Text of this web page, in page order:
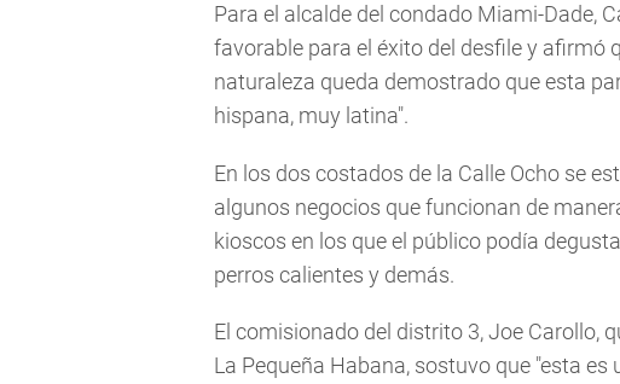
Para el alcalde del condado Miami-Dade,
favorable para el éxito del desfile y afirmó
naturaleza queda demostrado que esta
hispana, muy latina".
En los dos costados de la Calle Ocho se
algunos negocios que funcionan de
kioscos en los que el público podía
perros calientes y demás.
El comisionado del distrito 3, Joe Carollo,
La Pequeña Habana, sostuvo que "esta